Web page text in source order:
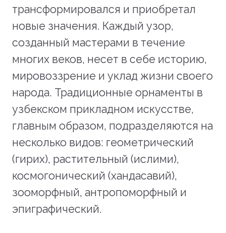
трансформировался и приобретал
новые значения. Каждый узор,
созданный мастерами в течение
многих веков, несет в себе историю,
мировоззрение и уклад жизни своего
народа. Традиционные орнаменты в
узбекском прикладном искусстве,
главным образом, подразделяются на
несколько видов: геометрический
(гирих), растительный (ислими),
космогонический (хандасавий),
зооморфный, антропоморфный и
эпиграфический.